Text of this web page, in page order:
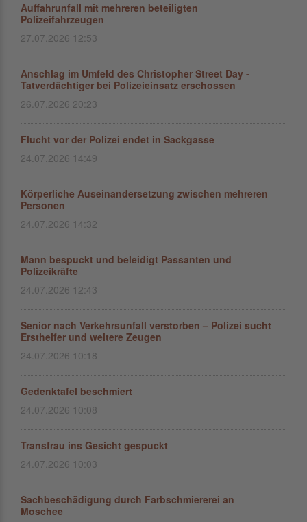
Auffahrunfall mit mehreren beteiligten
Polizeifahrzeugen
27.07.2026 12:53
Anschlag im Umfeld des Christopher Street Day -
Tatverdächtiger bei Polizeieinsatz erschossen
26.07.2026 20:23
Flucht vor der Polizei endet in Sackgasse
24.07.2026 14:49
Körperliche Auseinandersetzung zwischen mehreren
Personen
24.07.2026 14:32
Mann bespuckt und beleidigt Passanten und
Polizeikräfte
24.07.2026 12:43
Senior nach Verkehrsunfall verstorben – Polizei sucht
Ersthelfer und weitere Zeugen
24.07.2026 10:18
Gedenktafel beschmiert
24.07.2026 10:08
Transfrau ins Gesicht gespuckt
24.07.2026 10:03
Sachbeschädigung durch Farbschmiererei an
Moschee